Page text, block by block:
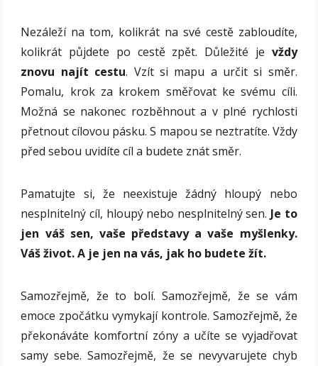
Nezáleží na tom, kolikrát na své cestě zabloudíte,
kolikrát půjdete po cestě zpět. Důležité je vždy
znovu najít cestu. Vzít si mapu a určit si směr.
Pomalu, krok za krokem směřovat ke svému cíli.
Možná se nakonec rozběhnout a v plné rychlosti
přetnout cílovou pásku. S mapou se neztratíte. Vždy
před sebou uvidíte cíl a budete znát směr.
Pamatujte si, že neexistuje žádný hloupý nebo
nesplnitelný cíl, hloupý nebo nesplnitelný sen. Je to
jen váš sen, vaše představy a vaše myšlenky.
Váš život. A je jen na vás, jak ho budete žít.
Samozřejmě, že to bolí. Samozřejmě, že se vám
emoce zpočátku vymykají kontrole. Samozřejmě, že
překonáváte komfortní zóny a učíte se vyjadřovat
samy sebe. Samozřejmě, že se nevyvarujete chyb